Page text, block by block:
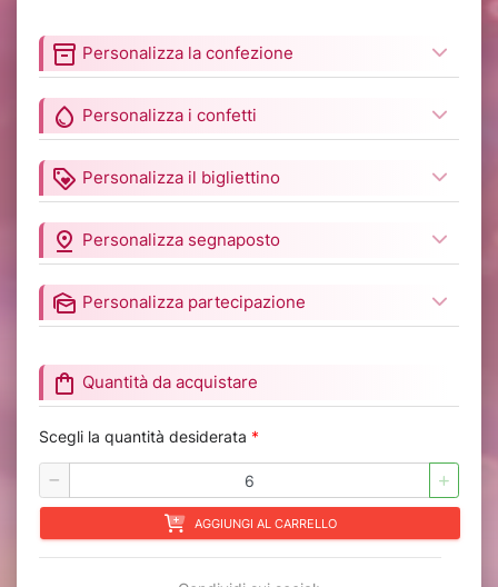
inventory_2 Personalizza la confezione
water_drop Personalizza i confetti
loyalty Personalizza il bigliettino
pin_drop Personalizza segnaposto
mark_as_unread Personalizza partecipazione
shopping_bag Quantità da acquistare
Scegli la quantità desiderata *
AGGIUNGI AL CARRELLO